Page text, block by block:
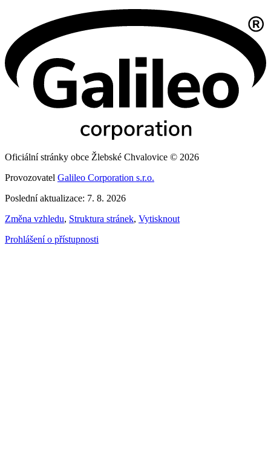
Oficiální stránky obce Žlebské Chvalovice © 2026
Provozovatel Galileo Corporation s.r.o.
Poslední aktualizace: 7. 8. 2026
Změna vzhledu, Struktura stránek, Vytisknout
Prohlášení o přístupnosti